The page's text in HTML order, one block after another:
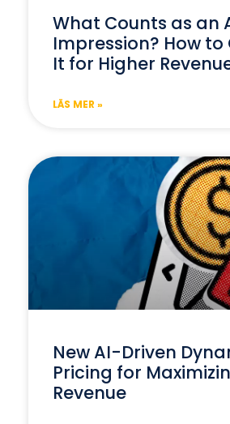
What Counts as an
Impression? How
It for Higher
LÄS MER »
New AI-Driven
Pricing for
Revenue